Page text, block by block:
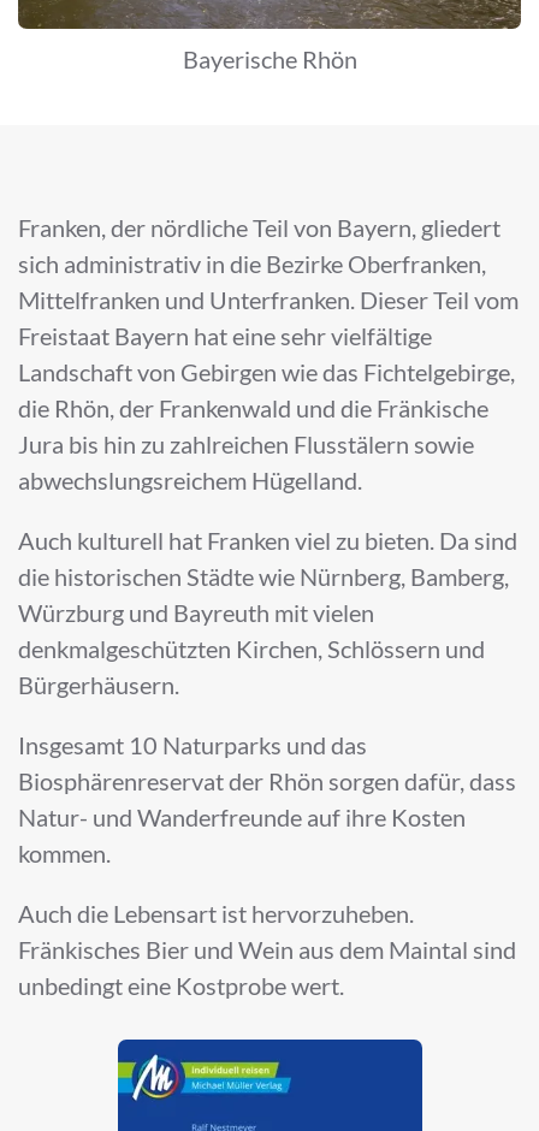
Bayerische Rhön
Franken, der nördliche Teil von Bayern, gliedert
sich administrativ in die Bezirke Oberfranken,
Mittelfranken und Unterfranken. Dieser Teil vom
Freistaat Bayern hat eine sehr vielfältige
Landschaft von Gebirgen wie das Fichtelgebirge,
die Rhön, der Frankenwald und die Fränkische
Jura bis hin zu zahlreichen Flusstälern sowie
abwechslungsreichem Hügelland.
Auch kulturell hat Franken viel zu bieten. Da sind
die historischen Städte wie Nürnberg, Bamberg,
Würzburg und Bayreuth mit vielen
denkmalgeschützten Kirchen, Schlössern und
Bürgerhäusern.
Insgesamt 10 Naturparks und das
Biosphärenreservat der Rhön sorgen dafür, dass
Natur- und Wanderfreunde auf ihre Kosten
kommen.
Auch die Lebensart ist hervorzuheben.
Fränkisches Bier und Wein aus dem Maintal sind
unbedingt eine Kostprobe wert.